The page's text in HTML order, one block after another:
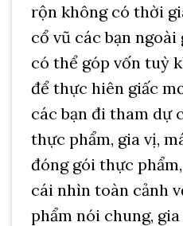
rộn không có thời
cổ vũ các bạn
có thể góp vốn tuỳ
để thực hiên giấc
các bạn đi tham dự
thực phẩm, gia vị,
đóng gói thực
cái nhìn toàn cảnh
phẩm nói chung,